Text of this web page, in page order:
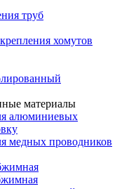
труб
хомутов
материалы
алюминиевых
медных проводников